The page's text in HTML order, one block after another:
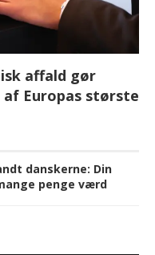
affald gør
Europas største
danskerne: Din
penge værd